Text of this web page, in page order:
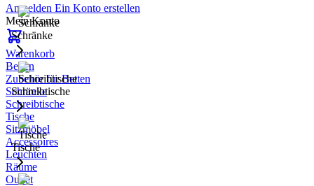
Anmelden Ein Konto erstellen
Mein Konto
Warenkorb
Schränke
Schreibtische
Tische
Betten
Zubehör für Betten
Schränke
Schreibtische
Tische
Sitzmöbel
Accessoires
Leuchten
Räume
Outlet